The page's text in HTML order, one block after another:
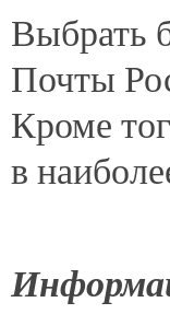
Выбрать
Почты
Кроме
в